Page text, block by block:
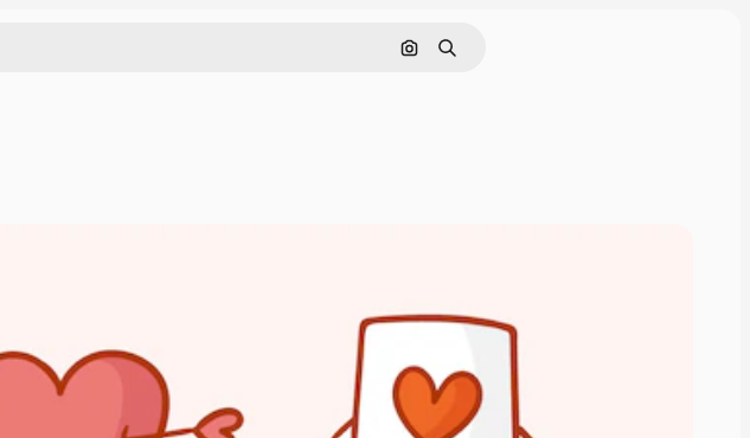
Pesquisar por imagem
Buscar